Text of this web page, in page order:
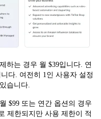
하는 경우 월 $39입니다. 연
다. 여전히 1인 사용자 설정
습니다.
$99 또는 연간 옵션의 경우
제한되지만 사용 제한이 적